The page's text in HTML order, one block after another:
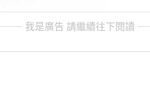
我是廣告 請繼續往下閱讀